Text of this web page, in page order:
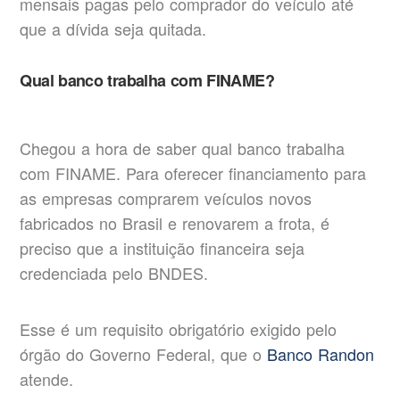
que a dívida seja quitada.
Qual banco trabalha com FINAME?
Chegou a hora de saber qual banco trabalha
com FINAME. Para oferecer financiamento para
as empresas comprarem veículos novos
fabricados no Brasil e renovarem a frota, é
preciso que a instituição financeira seja
credenciada pelo BNDES.
Esse é um requisito obrigatório exigido pelo
órgão do Governo Federal, que o Banco Randon
atende.